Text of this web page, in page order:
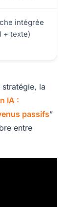
intégrée
+ texte)
la
IA :
passifs”
entre